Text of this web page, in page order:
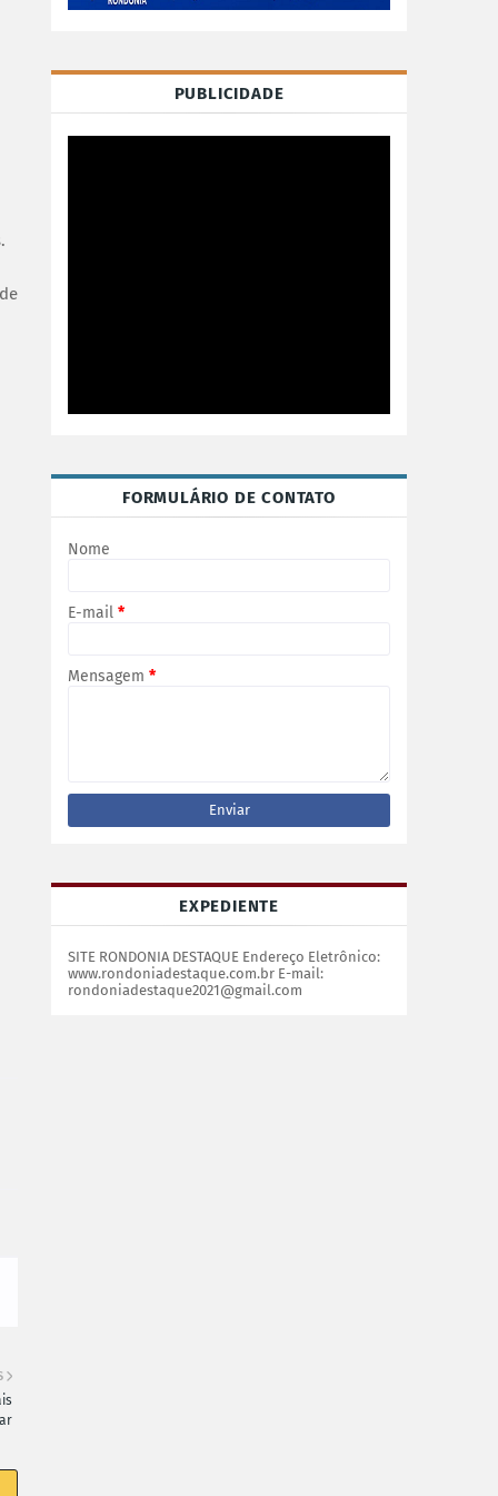
PUBLICIDADE
FORMULÁRIO DE CONTATO
Nome
E-mail *
Mensagem *
EXPEDIENTE
SITE RONDONIA DESTAQUE Endereço Eletrônico:
www.rondoniadestaque.com.br E-mail:
rondoniadestaque2021@gmail.com